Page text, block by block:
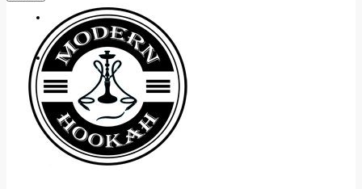
Регистрация
+38 (095) 945 04 33